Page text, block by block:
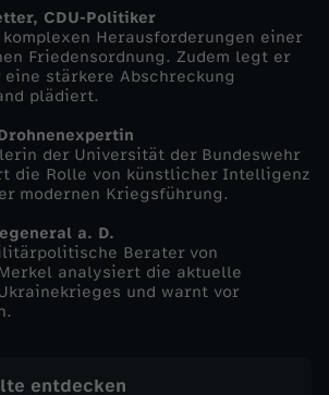
CDU-Politiker
Herausforderungen einer
Friedensordnung. Zudem legt er
stärkere Abschreckung
plädiert.
der Universität der Bundeswehr
die Rolle von künstlicher Intelligenz
modernen Kriegsführung.
a. D.
Berater von
analysiert die aktuelle
und warnt vor
entdecken